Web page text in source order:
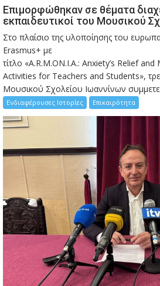
Eπιμορφώθηκαν σε θέματα
εκπαιδευτικοί του Μουσικού
Στο πλαίσιο της υλοποίησης του
Erasmus+ με
τίτλο «A.R.M.ON.I.A.: Anxiety’s Relief
Activities for Teachers and Students»,
Μουσικού Σχολείου Ιωαννίνων
Ενδιαφέρουσες Ιστορίες Επικαιρότητα